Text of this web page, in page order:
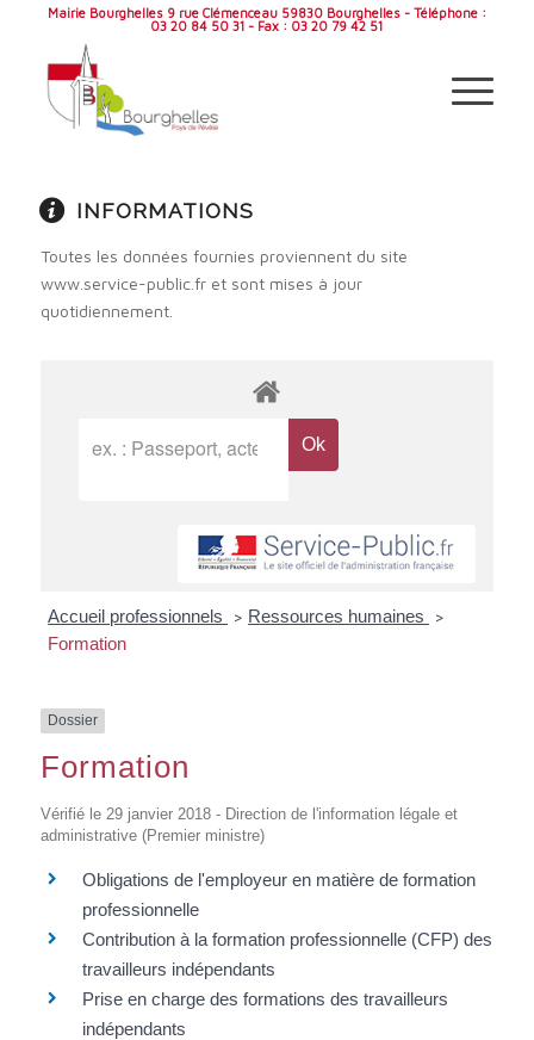
Mairie Bourghelles 9 rue Clémenceau 59830 Bourghelles - Téléphone :
03 20 84 50 31 - Fax : 03 20 79 42 51
INFORMATIONS
Toutes les données fournies proviennent du site
www.service-public.fr et sont mises à jour
quotidiennement.
Accueil professionnels > Ressources humaines >
Formation
Dossier
Formation
Vérifié le 29 janvier 2018 - Direction de l'information légale et
administrative (Premier ministre)
Obligations de l'employeur en matière de formation
professionnelle
Contribution à la formation professionnelle (CFP) des
travailleurs indépendants
Prise en charge des formations des travailleurs
indépendants